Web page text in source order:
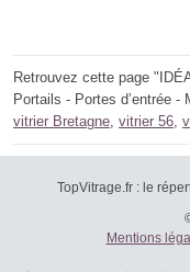
Retrouvez cette page
Portails - Portes d’entrée
vitrier Bretagne, vitrier 56,
TopVitrage.fr : le
Mentions